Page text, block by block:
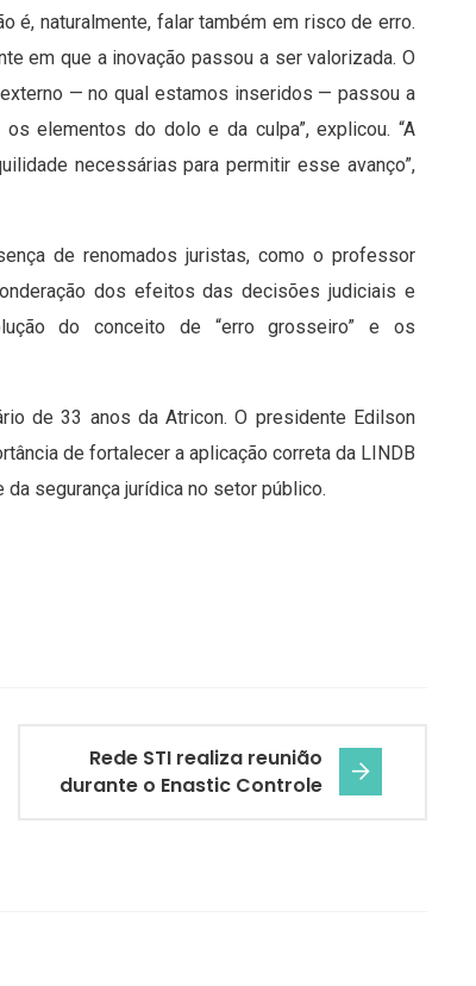
é, naturalmente, falar também em risco de erro.
em que a inovação passou a ser valorizada. O
— no qual estamos inseridos — passou a
elementos do dolo e da culpa”, explicou. “A
necessárias para permitir esse avanço”,
de renomados juristas, como o professor
dos efeitos das decisões judiciais e
do conceito de “erro grosseiro” e os
de 33 anos da Atricon. O presidente Edilson
de fortalecer a aplicação correta da LINDB
segurança jurídica no setor público.
Rede STI realiza reunião
durante o Enastic Controle